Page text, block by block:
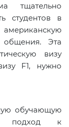
тщательно
студентов в
общения. Эта
визу
F1, нужно
обучающую
подход к